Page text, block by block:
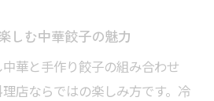
しむ中華餃子の魅力
華と手作り餃子の組み合わせ
店ならではの楽しみ方です。冷